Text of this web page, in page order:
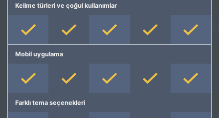
Kelime türleri ve çoğul kullanımlar
Mobil uygulama
Farklı tema seçenekleri